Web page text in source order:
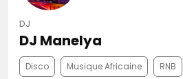
DJ
DJ Manelya
Disco Musique Africaine RNB